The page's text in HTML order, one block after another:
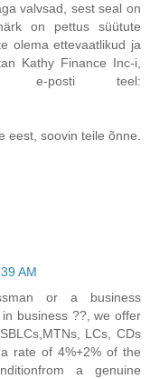
valvsad, sest seal on
on pettus süütute
olema ettevaatlikud ja
Kathy Finance Inc-i,
e-posti teel:
eest, soovin teile õnne.
AM
or a business
business ??, we offer
LCs, CDs
rate of 4%+2% of the
a genuine